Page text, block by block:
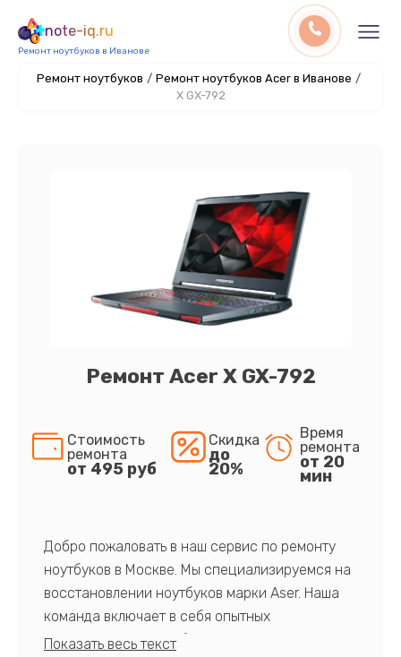
note-iq.ru
Ремонт ноутбуков в Иванове
Ремонт ноутбуков / Ремонт ноутбуков Acer в Иванове /
X GX-792
Ремонт Acer X GX-792
Стоимость
ремонта
от 495 руб
Скидка
до
20%
Время
ремонта
от 20
мин
Добро пожаловать в наш сервис по ремонту
ноутбуков в Москве. Мы специализируемся на
восстановлении ноутбуков марки Aser. Наша
команда включает в себя опытных
профессионалов с обширными знаниями и